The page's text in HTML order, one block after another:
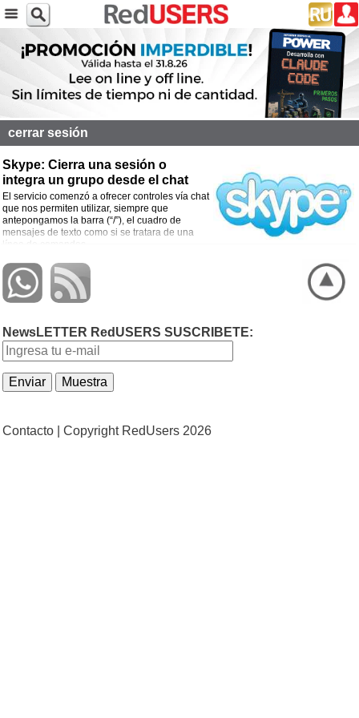
cerrar sesión
Skype: Cierra una sesión o
integra un grupo desde el chat
El servicio comenzó a ofrecer controles vía chat
que nos permiten utilizar, siempre que
antepongamos la barra (“/”), el cuadro de
mensajes de texto como si se tratara de una
línea de comandos.
NewsLETTER RedUSERS SUSCRIBETE:
Contacto | Copyright RedUsers 2026